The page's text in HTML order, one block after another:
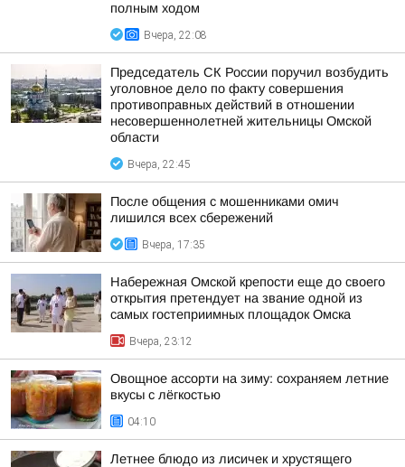
полным ходом
Вчера, 22:08
Председатель СК России поручил возбудить
уголовное дело по факту совершения
противоправных действий в отношении
несовершеннолетней жительницы Омской
области
Вчера, 22:45
После общения с мошенниками омич
лишился всех сбережений
Вчера, 17:35
Набережная Омской крепости еще до своего
открытия претендует на звание одной из
самых гостеприимных площадок Омска
Вчера, 23:12
Овощное ассорти на зиму: сохраняем летние
вкусы с лёгкостью
04:10
Летнее блюдо из лисичек и хрустящего